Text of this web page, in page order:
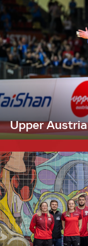
Upper